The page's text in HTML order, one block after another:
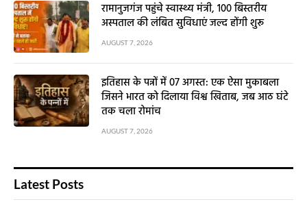
रामानुजगंज पहुंचे स्वास्थ्य मंत्री, 100 बिस्तरीय
अस्पताल की लंबित सुविधाएं जल्द होंगी शुरू
AUGUST 7, 2026
इतिहास के पन्नों में 07 अगस्त: एक ऐसा मुकाबला
जिसने भारत को दिलाया विश्व खिताब, जब आठ घंटे
तक चला रोमांच
AUGUST 7, 2026
Latest Posts